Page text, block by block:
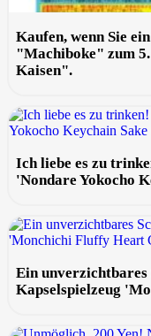
Kaufen, wenn Sie
"Machiboke" zum
Kaisen".
Ich liebe es zu
'Nondare Yokocho
Ein unverzichtbares
Kapselspielzeug